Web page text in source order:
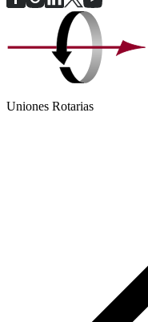
Uniones Rotarias